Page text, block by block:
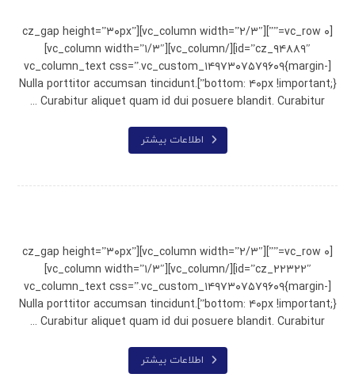
[vc_row ۰=””][vc_column width=”۲/۳″][cz_gap height=”۳۰px”
id=”cz_۹۴۸۸۹″][/vc_column][vc_column width=”۱/۳″]
[vc_column_text css=”.vc_custom_۱۴۹۷۳۰۷۵۷۹۶۰۹{margin-
bottom: ۴۰px !important;}”]Nulla porttitor accumsan tincidunt.
Curabitur aliquet quam id dui posuere blandit. Curabitur ...
اطلاعات بیشتر
[vc_row ۰=””][vc_column width=”۲/۳″][cz_gap height=”۳۰px”
id=”cz_۲۲۳۲۲″][/vc_column][vc_column width=”۱/۳″]
[vc_column_text css=”.vc_custom_۱۴۹۷۳۰۷۵۷۹۶۰۹{margin-
bottom: ۴۰px !important;}”]Nulla porttitor accumsan tincidunt.
Curabitur aliquet quam id dui posuere blandit. Curabitur ...
اطلاعات بیشتر